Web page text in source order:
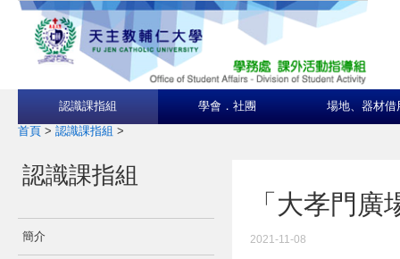
認識課指組 學會．社團 場地、器材借
首頁 > 認識課指組 >
認識課指組
簡介
「大孝門
2021-11-08